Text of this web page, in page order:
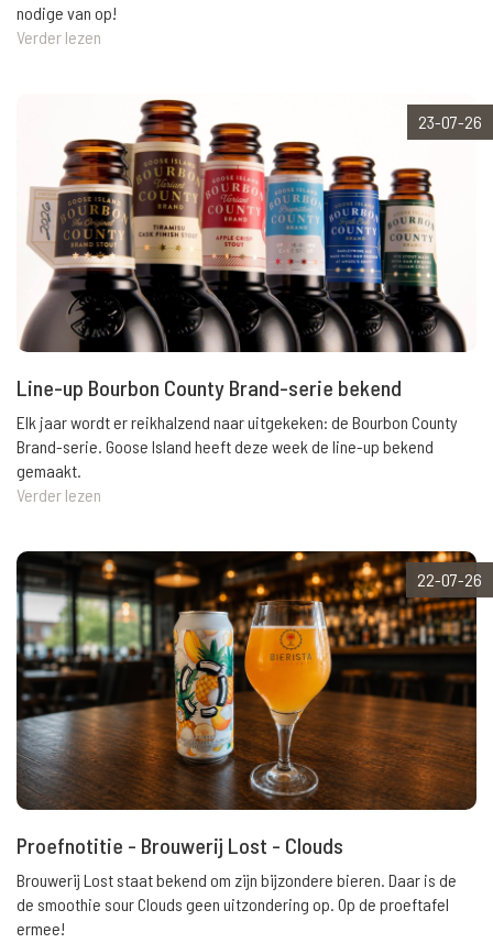
nodige van op!
Verder lezen
23-07-26
Line-up Bourbon County Brand-serie bekend
Elk jaar wordt er reikhalzend naar uitgekeken: de Bourbon County
Brand-serie. Goose Island heeft deze week de line-up bekend
gemaakt.
Verder lezen
22-07-26
Proefnotitie - Brouwerij Lost - Clouds
Brouwerij Lost staat bekend om zijn bijzondere bieren. Daar is de
de smoothie sour Clouds geen uitzondering op. Op de proeftafel
ermee!